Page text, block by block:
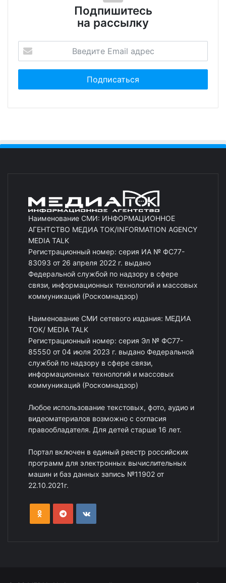
Подпишитесь
на рассылку
Наименование СМИ: ИНФОРМАЦИОННОЕ
АГЕНТСТВО МЕДИА ТОК/INFORMATION AGENCY
MEDIA TALK
Регистрационный номер: серия ИА № ФС77-
83093 от 26 апреля 2022 г. выдано
Федеральной службой по надзору в сфере
связи, информационных технологий и массовых
коммуникаций (Роскомнадзор)
Наименование СМИ сетевого издания: МЕДИА
ТОК/ MEDIA TALK
Регистрационный номер: серия Эл № ФС77-
85550 от 04 июля 2023 г. выдано Федеральной
службой по надзору в сфере связи,
информационных технологий и массовых
коммуникаций (Роскомнадзор)
Любое использование текстовых, фото, аудио и
видеоматериалов возможно с согласия
правообладателя. Для детей старше 16 лет.
Портал включен в единый реестр российских
программ для электронных вычислительных
машин и баз данных запись №11902 от
22.10.2021г.